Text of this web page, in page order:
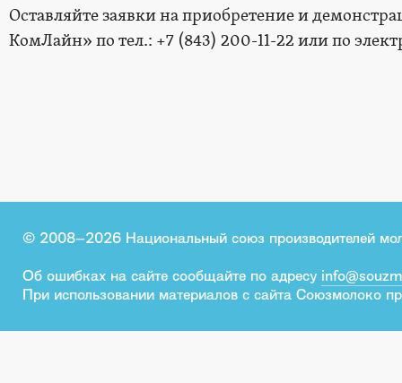
Оставляйте заявки на приобретение и
КомЛайн» по тел.: +7 (843) 200-11-22 или по
© 2008–2026 Национальный союз производителей
Об ошибках на сайте сообщайте по адресу
При использовании материалов с сайта Союзмолоко